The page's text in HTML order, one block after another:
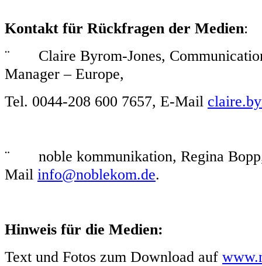
Kontakt für Rückfragen der Medien
¨ Claire Byrom-Jones,
Manager – Europe,
Tel. 0044-208 600 7657, E-Mail
¨ noble kommunikation, Regina
Mail info@noblekom.de.
Hinweis für die Medien:
Text und Fotos zum Download auf